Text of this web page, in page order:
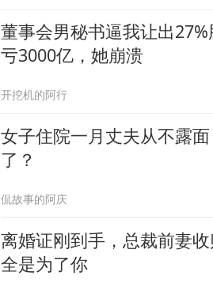
董事会男秘书逼我让出
亏3000亿，她崩溃
开挖机的阿行
女子住院一月丈夫从不露
了？
侃故事的阿庆
离婚证刚到手，总裁前妻
全是为了你